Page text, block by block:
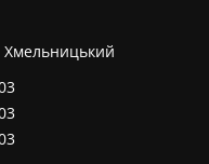
Хмельницький